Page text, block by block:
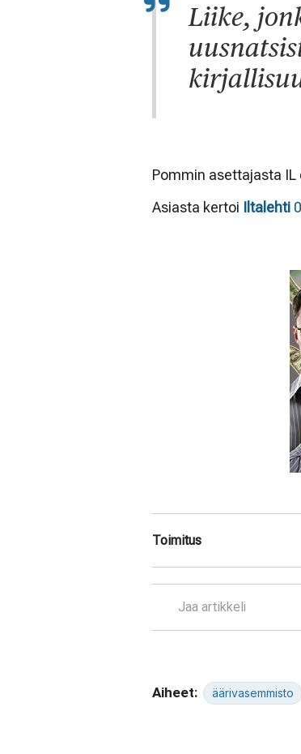
Liike,
Pommin asettajasta
Asiasta kertoi Iltalehti
Toimitus
Jaa artikkeli
Aiheet: äärivasemmisto